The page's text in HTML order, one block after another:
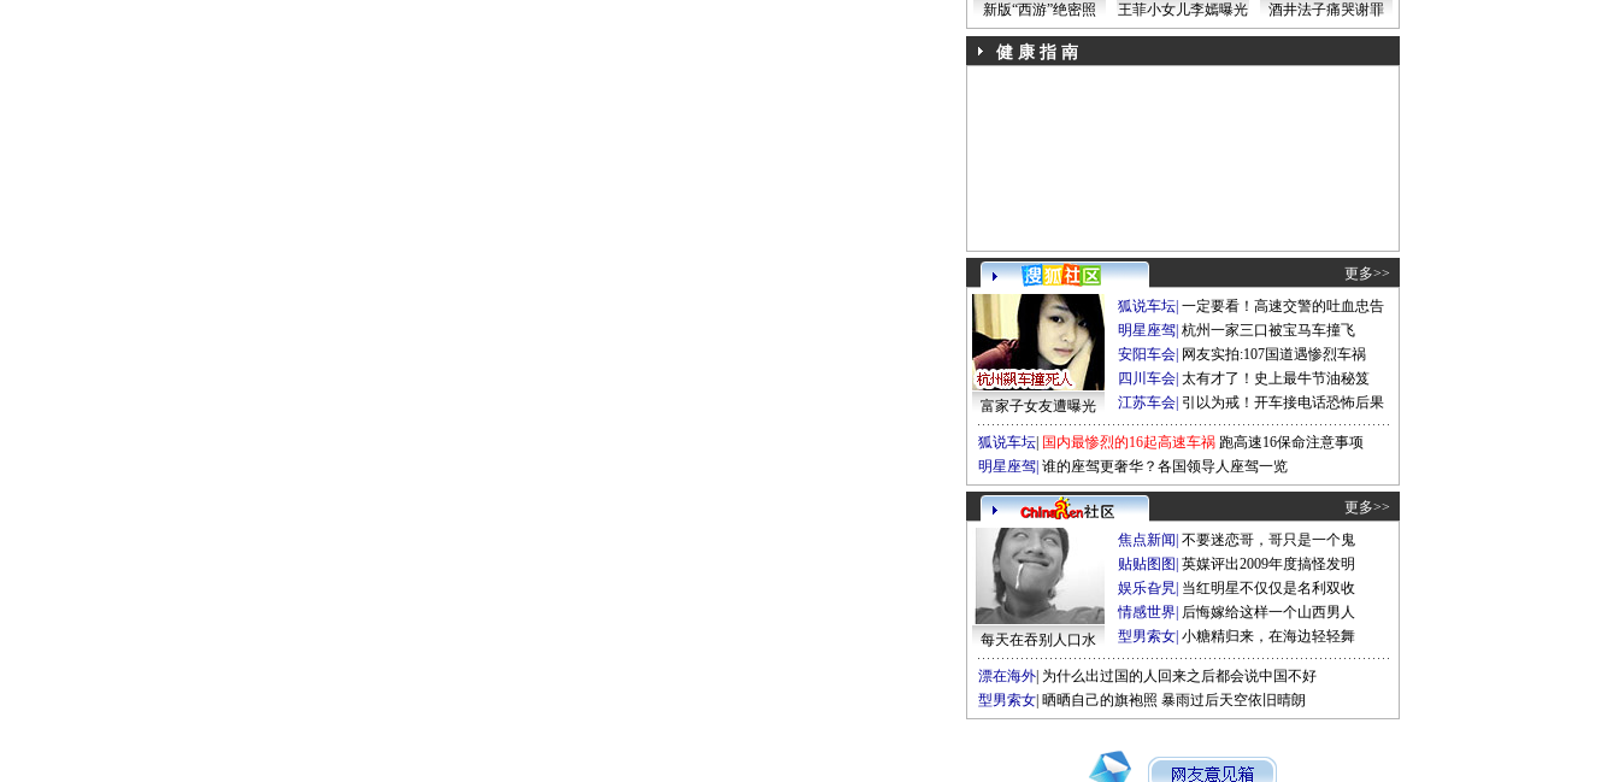
新版“西游”绝密照 王菲小女儿李嫣曝光 酒井法子痛哭谢罪
健 康 指 南
更多>>
富家子女友遭曝光
狐说车坛 一定要看！高速交警的吐血忠告
明星座驾 杭州一家三口被宝马车撞飞
安阳车会 网友实拍:107国道遇惨烈车祸
四川车会 太有才了！史上最牛节油秘笈
江苏车会 引以为戒！开车接电话恐怖后果
狐说车坛 国内最惨烈的16起高速车祸 跑高速16保命注意事项
明星座驾 谁的座驾更奢华？各国领导人座驾一览
更多>>
每天在吞别人口水
焦点新闻 不要迷恋哥，哥只是一个鬼
贴贴图图 英媒评出2009年度搞怪发明
娱乐旮旯 当红明星不仅仅是名利双收
情感世界 后悔嫁给这样一个山西男人
型男索女 小糖精归来，在海边轻轻舞
漂在海外 为什么出过国的人回来之后都会说中国不好
型男索女 晒晒自己的旗袍照 暴雨过后天空依旧晴朗